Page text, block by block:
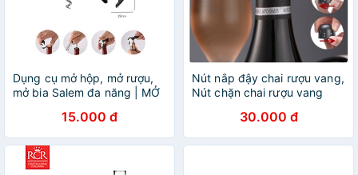
Dụng cụ mở hộp, mở rượu,
mở bia Salem đa năng | MỞ
15.000 đ
Nút nắp đậy chai rượu vang,
Nút chặn chai rượu vang
30.000 đ